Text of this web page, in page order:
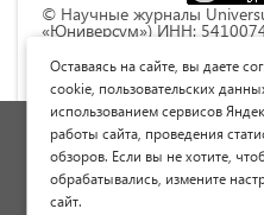
© Научные журналы
«Юниверсум») ИНН:
Commons « Attribution»
Непортированная
Политика
Опубликовать
Оставаясь на сайте, вы даете
cookie, пользовательских
использованием сервисов
работы сайта, проведения
обзоров. Если вы не хотите,
обрабатывались, измените
сайт.